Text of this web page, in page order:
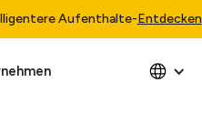
Aufenthalte-Entdecken